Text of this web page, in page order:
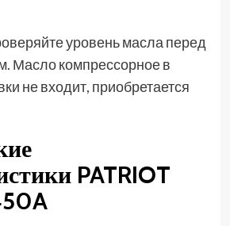
уровень масла перед
Масло компрессорное в
не входит, приобретается
PATRIOT